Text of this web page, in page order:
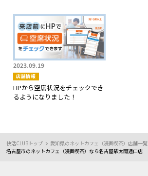
快活CLUBトップ
愛知県のネットカフェ（漫画喫茶）店舗一覧
名古屋市のネットカフェ（漫画喫茶）なら名古屋駅太閤通口店
2023.09.19
店舗情報
HPから空席状況をチェックでき
るようになりました！